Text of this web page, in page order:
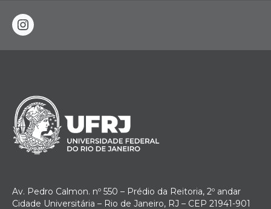
instagram
Av. Pedro Calmon. nº 550 – Prédio da Reitoria, 2º andar
Cidade Universitária – Rio de Janeiro, RJ – CEP 21941-901